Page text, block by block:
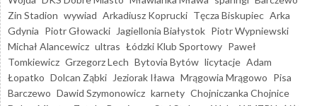
Zin Stadion wywiad Arkadiusz Koprucki Tęcza Biskupiec Arka
Gdynia Piotr Głowacki Jagiellonia Białystok Piotr Wypniewski
Michał Alancewicz ultras Łódzki Klub Sportowy Paweł
Tomkiewicz Grzegorz Lech Bytovia Bytów licytacje Adam
Łopatko Dolcan Ząbki Jeziorak Iława Mrągowia Mrągowo Pisa
Barczewo Dawid Szymonowicz karnety Chojniczanka Chojnice